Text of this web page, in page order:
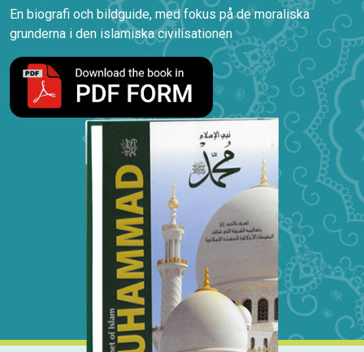
En biografi och bildguide, med fokus på de moraliska
grunderna i den islamiska civilisationen